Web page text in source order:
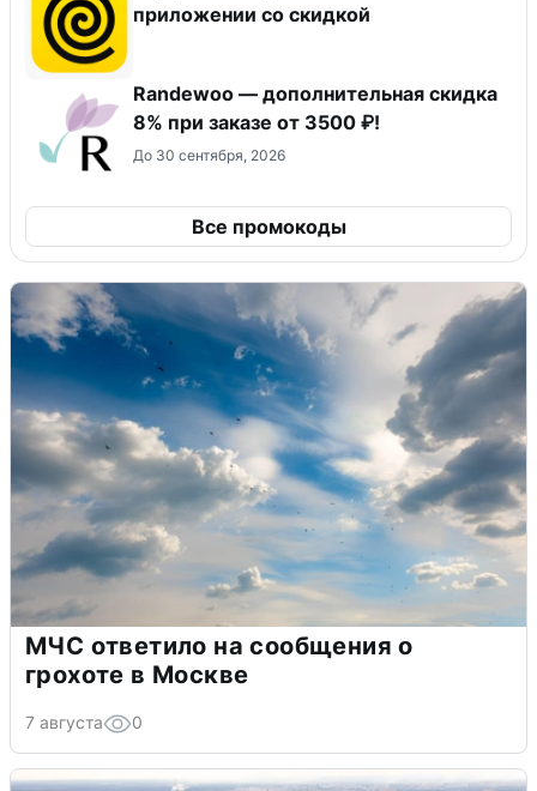
приложении со скидкой
Randewoo — дополнительная скидка
8% при заказе от 3500 ₽!
До 30 сентября, 2026
Все промокоды
МЧС ответило на сообщения о
грохоте в Москве
7 августа 0